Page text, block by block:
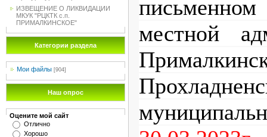
ИЗВЕЩЕНИЕ О ЛИКВИДАЦИИ
МКУК "РЦКТК с.п.
ПРИМАЛКИНСКОЕ"
Категории раздела
Мои файлы [904]
Наш опрос
Оцените мой сайт
Отлично
Хорошо
местной